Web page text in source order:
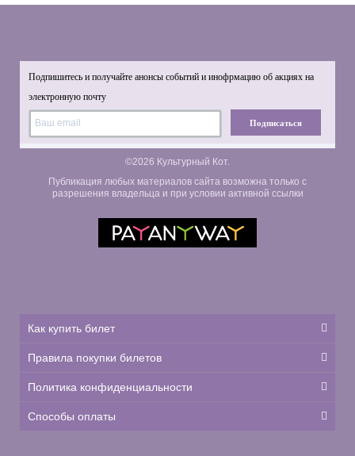
Подпишитесь и получайте анонсы событий и инофрмацию об акциях на
электронную почту
Подписаться
©2026 Культурный Кот.
Публикация любых материалов сайта возможна только с
разрешения владельца и при условии активной ссылки
Как купить билет
Правила покупки билетов
Политика конфиденциальности
Способы оплаты